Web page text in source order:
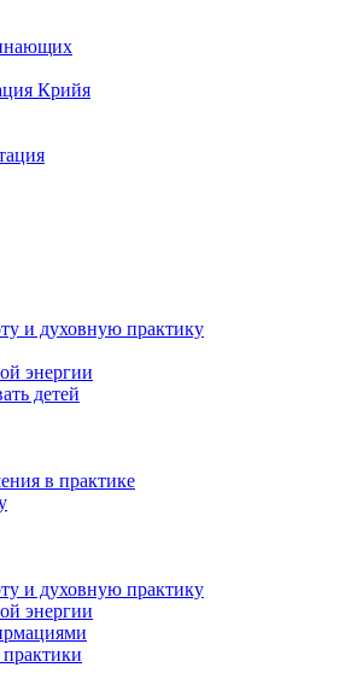
Крийя
и духовную практику
энергии
детей
в практике
и духовную практику
энергии